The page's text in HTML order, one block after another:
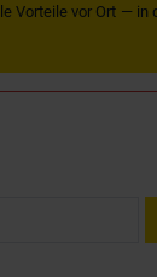
Vorteile vor Ort — in